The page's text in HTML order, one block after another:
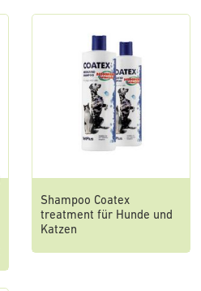
Shampoo Coatex
treatment für Hunde und
Katzen